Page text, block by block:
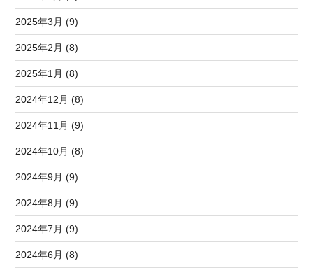
2025年3月 (9)
2025年2月 (8)
2025年1月 (8)
2024年12月 (8)
2024年11月 (9)
2024年10月 (8)
2024年9月 (9)
2024年8月 (9)
2024年7月 (9)
2024年6月 (8)